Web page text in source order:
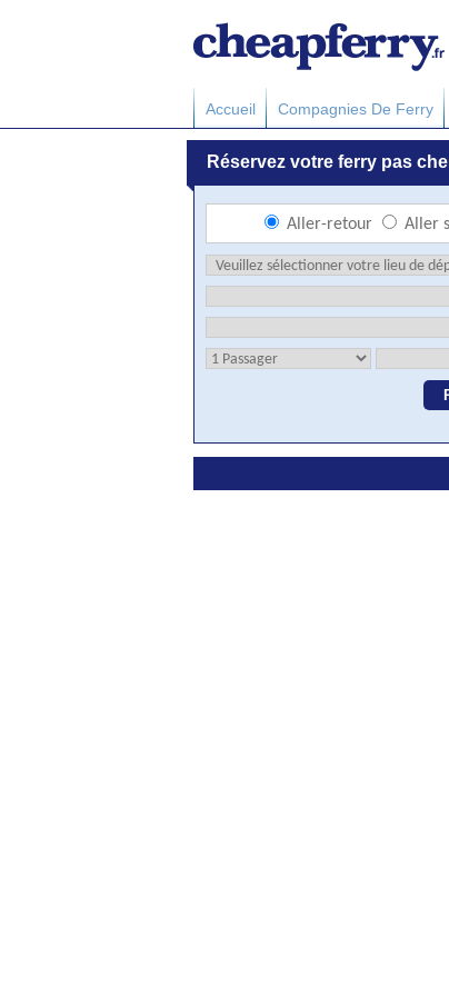
Accueil Compagnies De Ferry